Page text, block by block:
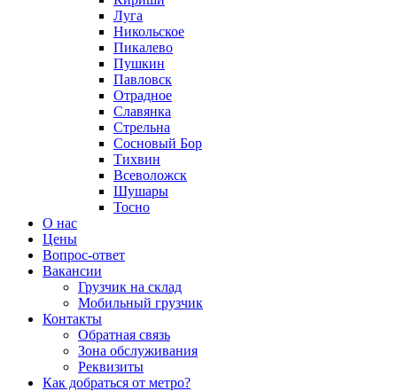
Луга
Никольское
Пикалево
Пушкин
Павловск
Отрадное
Славянка
Стрельна
Сосновый Бор
Тихвин
Всеволожск
Шушары
Тосно
О нас
Цены
Вопрос-ответ
Вакансии
Грузчик на склад
Мобильный грузчик
Контакты
Обратная связь
Зона обслуживания
Реквизиты
Как добраться от метро?